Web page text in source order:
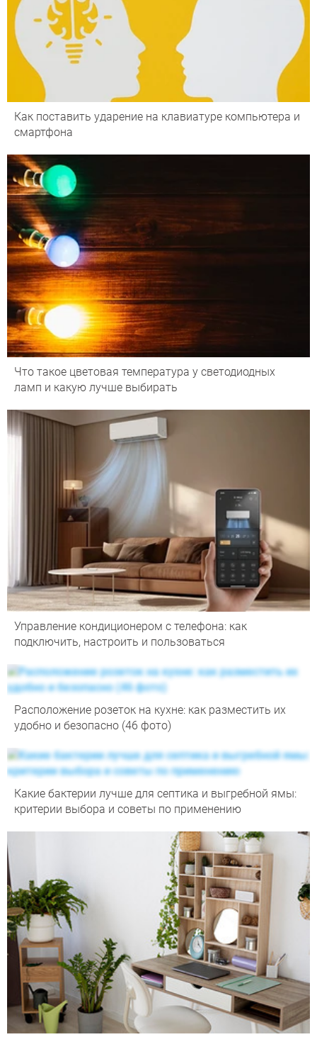
Как поставить ударение на клавиатуре компьютера и
смартфона
Что такое цветовая температура у светодиодных
ламп и какую лучше выбирать
Управление кондиционером с телефона: как
подключить, настроить и пользоваться
Расположение розеток на кухне: как разместить их
удобно и безопасно (46 фото)
Какие бактерии лучше для септика и выгребной ямы:
критерии выбора и советы по применению